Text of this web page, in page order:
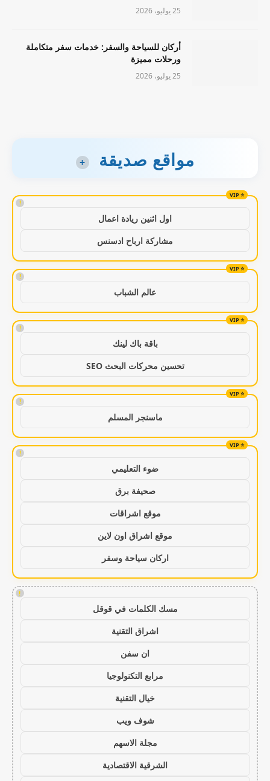
25 يوليو، 2026
أركان للسياحة والسفر: خدمات سفر متكاملة
ورحلات مميزة
25 يوليو، 2026
مواقع صديقة +
!
اول اثنين ريادة اعمال
مشاركة ارباح ادسنس
!
عالم الشباب
!
باقة باك لينك
تحسين محركات البحث SEO
!
ماسنجر المسلم
!
ضوء التعليمي
صحيفة برق
موقع اشراقات
موقع اشراق اون لاين
اركان سياحة وسفر
!
مسك الكلمات في قوقل
اشراق التقنية
ان سفن
مرابع التكنولوجيا
خيال التقنية
شوف ويب
مجلة الاسهم
الشرقية الاقتصادية